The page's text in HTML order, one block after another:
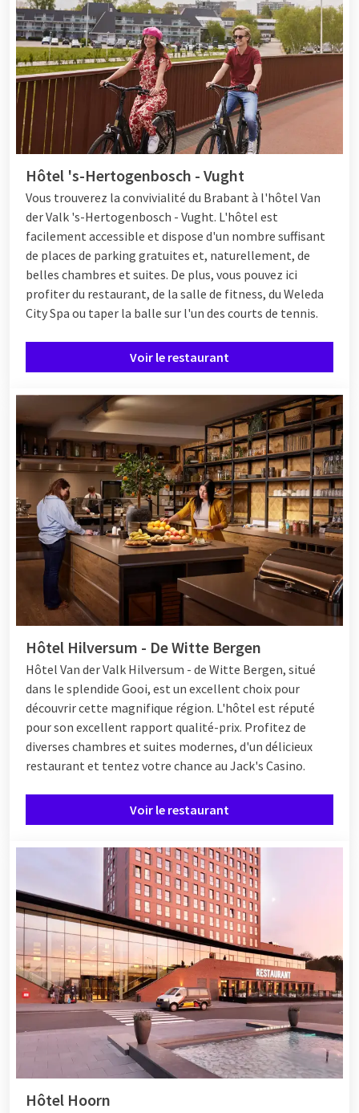
Hôtel 's-Hertogenbosch - Vught
Vous trouverez la convivialité du Brabant à l'hôtel Van
der Valk 's-Hertogenbosch - Vught. L'hôtel est
facilement accessible et dispose d'un nombre suffisant
de places de parking gratuites et, naturellement, de
belles chambres et suites. De plus, vous pouvez ici
profiter du restaurant, de la salle de fitness, du Weleda
City Spa ou taper la balle sur l'un des courts de tennis.
Voir le restaurant
Hôtel Hilversum - De Witte Bergen
Hôtel Van der Valk Hilversum - de Witte Bergen, situé
dans le splendide Gooi, est un excellent choix pour
découvrir cette magnifique région. L'hôtel est réputé
pour son excellent rapport qualité-prix. Profitez de
diverses chambres et suites modernes, d'un délicieux
restaurant et tentez votre chance au Jack's Casino.
Voir le restaurant
Hôtel Hoorn